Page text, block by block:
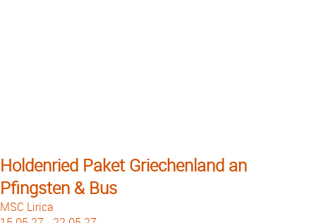
Holdenried Paket Griechenland an
Pfingsten & Bus
MSC Lirica